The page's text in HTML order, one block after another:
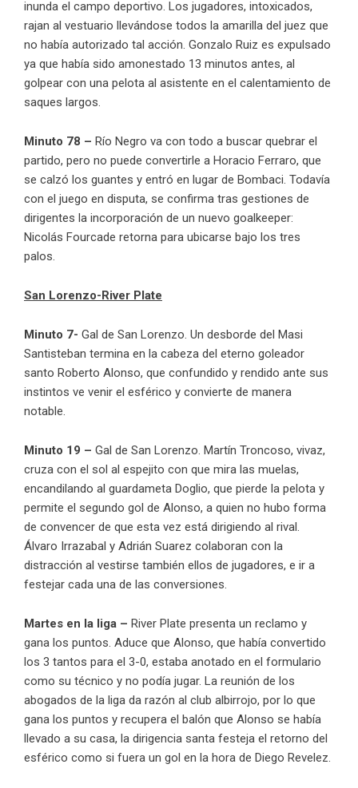
inunda el campo deportivo. Los jugadores, intoxicados,
rajan al vestuario llevándose todos la amarilla del juez que
no había autorizado tal acción. Gonzalo Ruiz es expulsado
ya que había sido amonestado 13 minutos antes, al
golpear con una pelota al asistente en el calentamiento de
saques largos.
Minuto 78 – Río Negro va con todo a buscar quebrar el
partido, pero no puede convertirle a Horacio Ferraro, que
se calzó los guantes y entró en lugar de Bombaci. Todavía
con el juego en disputa, se confirma tras gestiones de
dirigentes la incorporación de un nuevo goalkeeper:
Nicolás Fourcade retorna para ubicarse bajo los tres
palos.
San Lorenzo-River Plate
Minuto 7- Gal de San Lorenzo. Un desborde del Masi
Santisteban termina en la cabeza del eterno goleador
santo Roberto Alonso, que confundido y rendido ante sus
instintos ve venir el esférico y convierte de manera
notable.
Minuto 19 – Gal de San Lorenzo. Martín Troncoso, vivaz,
cruza con el sol al espejito con que mira las muelas,
encandilando al guardameta Doglio, que pierde la pelota y
permite el segundo gol de Alonso, a quien no hubo forma
de convencer de que esta vez está dirigiendo al rival.
Álvaro Irrazabal y Adrián Suarez colaboran con la
distracción al vestirse también ellos de jugadores, e ir a
festejar cada una de las conversiones.
Martes en la liga – River Plate presenta un reclamo y
gana los puntos. Aduce que Alonso, que había convertido
los 3 tantos para el 3-0, estaba anotado en el formulario
como su técnico y no podía jugar. La reunión de los
abogados de la liga da razón al club albirrojo, por lo que
gana los puntos y recupera el balón que Alonso se había
llevado a su casa, la dirigencia santa festeja el retorno del
esférico como si fuera un gol en la hora de Diego Revelez.